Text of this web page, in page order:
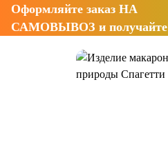
Оформляйте заказ НА
САМОВЫВОЗ и получайте